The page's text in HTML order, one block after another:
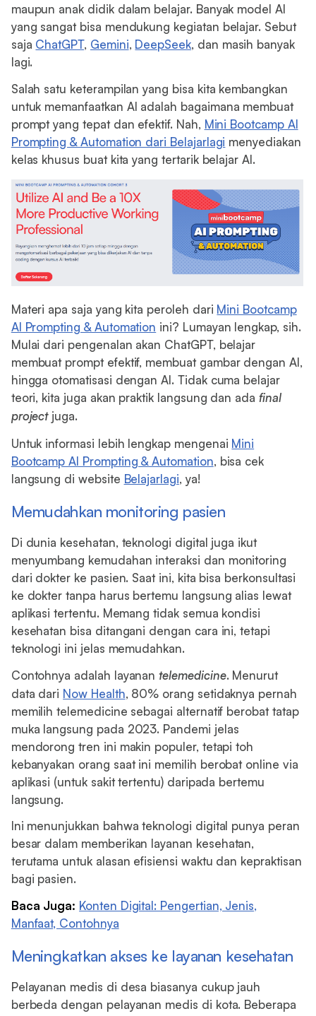
maupun anak didik dalam belajar. Banyak model AI
yang sangat bisa mendukung kegiatan belajar. Sebut
saja ChatGPT, Gemini, DeepSeek, dan masih banyak
lagi.
Salah satu keterampilan yang bisa kita kembangkan
untuk memanfaatkan AI adalah bagaimana membuat
prompt yang tepat dan efektif. Nah, Mini Bootcamp AI
Prompting & Automation dari Belajarlagi menyediakan
kelas khusus buat kita yang tertarik belajar AI.
Materi apa saja yang kita peroleh dari Mini Bootcamp
AI Prompting & Automation ini? Lumayan lengkap, sih.
Mulai dari pengenalan akan ChatGPT, belajar
membuat prompt efektif, membuat gambar dengan AI,
hingga otomatisasi dengan AI. Tidak cuma belajar
teori, kita juga akan praktik langsung dan ada final
projectjuga.
Untuk informasi lebih lengkap mengenai Mini
Bootcamp AI Prompting & Automation, bisa cek
langsung di website Belajarlagi, ya!
Memudahkan monitoring pasien
Di dunia kesehatan, teknologi digital juga ikut
menyumbang kemudahan interaksi dan monitoring
dari dokter ke pasien. Saat ini, kita bisa berkonsultasi
ke dokter tanpa harus bertemu langsung alias lewat
aplikasi tertentu. Memang tidak semua kondisi
kesehatan bisa ditangani dengan cara ini, tetapi
teknologi ini jelas memudahkan.
Contohnya adalah layanantelemedicine. Menurut
data dari Now Health, 80% orang setidaknya pernah
memilih telemedicine sebagai alternatif berobat tatap
muka langsung pada 2023. Pandemi jelas
mendorong tren ini makin populer, tetapi toh
kebanyakan orang saat ini memilih berobat online via
aplikasi (untuk sakit tertentu) daripada bertemu
langsung.
Ini menunjukkan bahwa teknologi digital punya peran
besar dalam memberikan layanan kesehatan,
terutama untuk alasan efisiensi waktu dan kepraktisan
bagi pasien.
Baca Juga: Konten Digital: Pengertian, Jenis,
Manfaat, Contohnya
Meningkatkan akses ke layanan kesehatan
Pelayanan medis di desa biasanya cukup jauh
berbeda dengan pelayanan medis di kota. Beberapa